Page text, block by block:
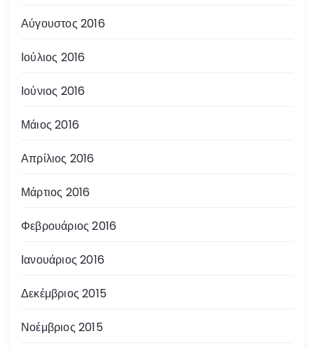
Αύγουστος 2016
Ιούλιος 2016
Ιούνιος 2016
Μάιος 2016
Απρίλιος 2016
Μάρτιος 2016
Φεβρουάριος 2016
Ιανουάριος 2016
Δεκέμβριος 2015
Νοέμβριος 2015